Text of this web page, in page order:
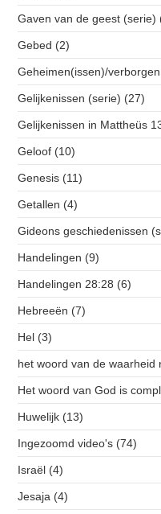
Gaven van de geest (serie)
Gebed (2)
Geheimen(issen)/
Gelijkenissen (serie) (27)
Gelijkenissen in Mattheüs
Geloof (10)
Genesis (11)
Getallen (4)
Gideons geschiedenissen
Handelingen (9)
Handelingen 28:28 (6)
Hebreeën (7)
Hel (3)
het woord van de waarheid
Het woord van God is
Huwelijk (13)
Ingezoomd video's (74)
Israël (4)
Jesaja (4)